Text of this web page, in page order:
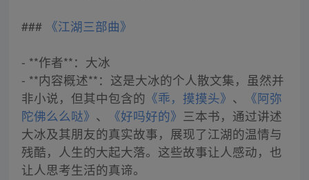
### 《江湖三部曲》
- **作者**：大冰
- **内容概述**：这是大冰的个人散文集，虽然并
非小说，但其中包含的 《乖，摸摸头》 、
《阿弥
陀佛么么哒》 、 《好吗好的》 三本书，通过讲述
大冰及其朋友的真实故事，展现了江湖的温情与
残酷，人生的大起大落。这些故事让人感动，也
让人思考生活的真谛。